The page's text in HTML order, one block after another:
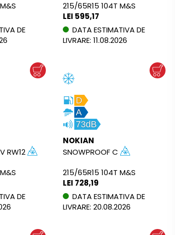
DE
215/65R15 104T M&S
LEI 595,17
DATA ESTIMATIVA DE
LIVRARE: 11.08.2026
RW12
DE
D
A
73dB
NOKIAN
SNOWPROOF C
215/65R15 104T M&S
LEI 728,19
DATA ESTIMATIVA DE
LIVRARE: 20.08.2026